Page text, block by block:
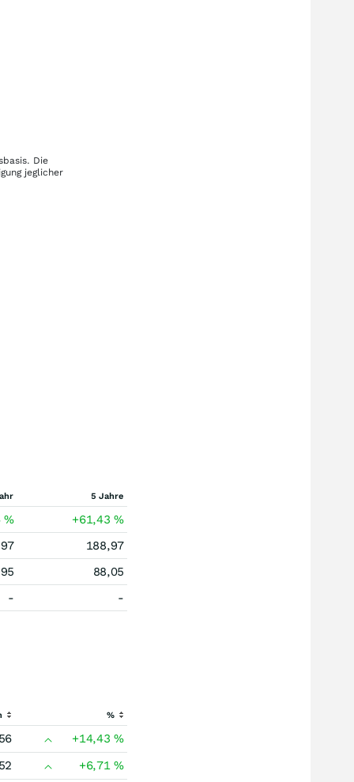
Die
jeglicher
5 Jahre
% +61,43%
188,97
88,05
- -
%
+14,43%
+6,71%